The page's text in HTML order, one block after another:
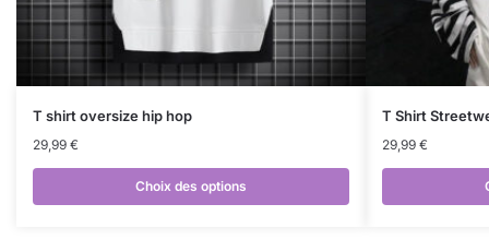
T shirt oversize hip hop
29,99 €
Choix des options
T Shirt
29,99 €